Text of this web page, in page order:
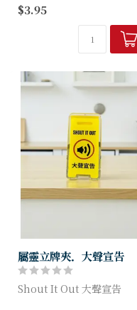
$3.95
屬靈立牌夾．大聲宣告
Shout It Out 大聲宣告